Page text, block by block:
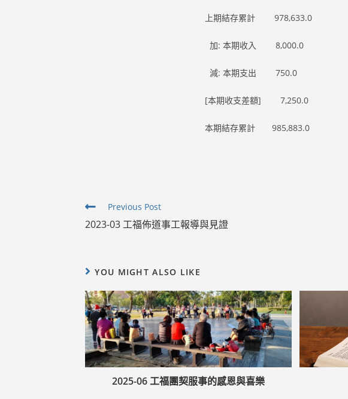
上期結存累計 978,633.0
加: 本期收入 8,000.0
減: 本期支出 750.0
[本期收支差額] 7,250.0
本期結存累計 985,883.0
Read
articles
Previous Post
2023-03 工福佈道事工報導與見證
YOU MIGHT ALSO LIKE
2025-06 工福團契服事的感恩與喜樂